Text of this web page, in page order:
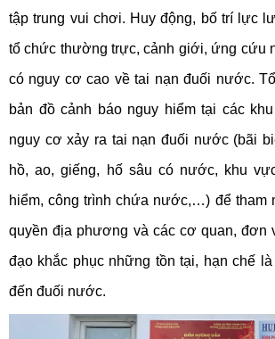
tập trung vui chơi. Huy động, bố trí lực
tổ chức thường trực, cảnh giới, ứng cứu
có nguy cơ cao về tai nạn đuối nước.
bản đồ cảnh báo nguy hiểm tại các
nguy cơ xảy ra tai nạn đuối nước (bãi
hồ, ao, giếng, hố sâu có nước, khu
hiểm, công trình chứa nước,…) để tham
quyền địa phương và các cơ quan, đơn
đạo khắc phục những tồn tại, hạn chế
đến đuối nước.